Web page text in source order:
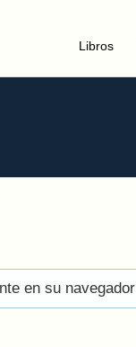
Libros
en su navegador